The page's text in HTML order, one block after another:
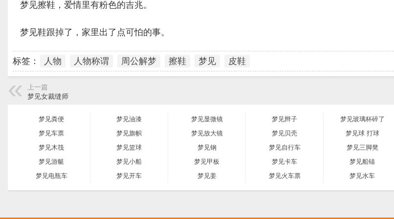
梦见擦鞋，爱情里有粉色的吉兆。
梦见鞋跟掉了，家里出了点可怕的事。
标签： 人物 人物称谓 周公解梦 擦鞋 梦见 皮鞋
上一篇
梦见女裁缝师
梦见粪便 梦见油漆 梦见显微镜 梦见辫子 梦见玻璃杯碎了
梦见车票
梦见旗帜 梦见放大镜 梦见贝壳 梦见球 打球
梦见木筏
梦见篮球 梦见钢 梦见自行车 梦见三脚凳
梦见游艇
梦见小船 梦见甲板 梦见卡车 梦见船锚
梦见电瓶车
梦见开车 梦见姜 梦见火车票 梦见水车